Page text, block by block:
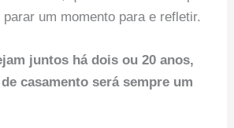
um momento para e refletir.
juntos há dois ou 20 anos,
casamento será sempre um